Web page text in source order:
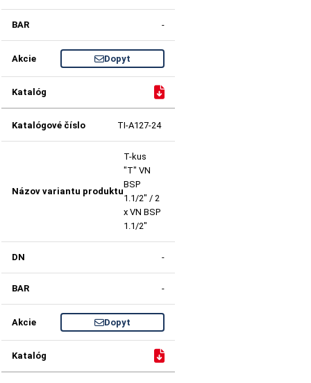
-
Dopyt
TI-A127-24
T-kus
"T" VN
BSP
1.1/2" / 2
x VN BSP
1.1/2"
-
-
Dopyt